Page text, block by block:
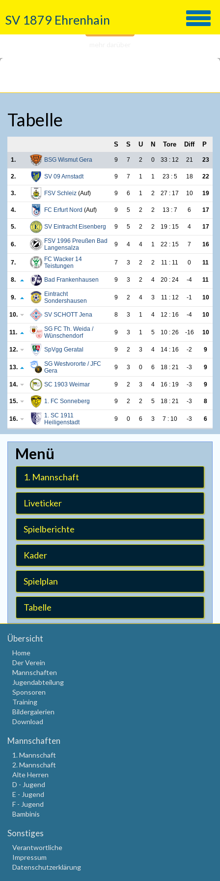
SV 1879 Ehrenhain
Tabelle
1. Mannschaft
Liveticker
Spielberichte
Kader
Spielplan
Tabelle
Übersicht
Home
Der Verein
Mannschaften
Jugendabteilung
Sponsoren
Training
Bildergalerien
Download
Mannschaften
1. Mannschaft
2. Mannschaft
Alte Herren
D - Jugend
E - Jugend
F - Jugend
Bambinis
Sonstiges
Verantwortliche
Impressum
Datenschutzerklärung